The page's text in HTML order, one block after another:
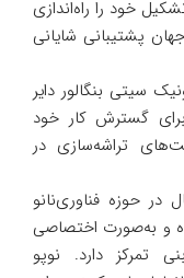
خود را راه‌اندازی
پشتیبانی شایانی
سیتی بنگالور دایر
گسترش کار خود
تراشه‌سازی در
در حوزه فناوری‌نانو
و به‌صورت اختصاصی
تمرکز دارد. نوپو